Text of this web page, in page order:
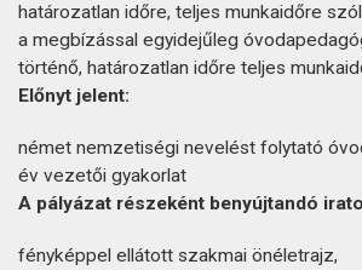
határozatlan időre, teljes munkaidőre
a megbízással egyidejűleg
történő, határozatlan időre teljes
Előnyt jelent:
német nemzetiségi nevelést folytató
év vezetői gyakorlat
A pályázat részeként benyújtandó
fényképpel ellátott szakmai önéletrajz,